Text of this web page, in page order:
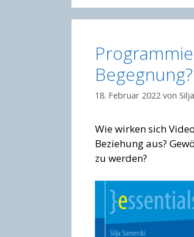
18. Februar 2022 von
Wie wirken sich
Beziehung aus?
zu werden?